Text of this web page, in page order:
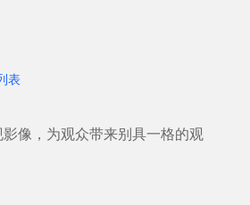
表
像，为观众带来别具一格的观